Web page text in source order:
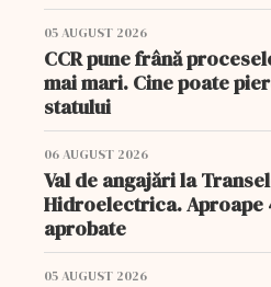
05 AUGUST 2026
CCR pune frână
mai mari. Cine poate
statului
06 AUGUST 2026
Val de angajări la
Hidroelectrica. Aproape
aprobate
05 AUGUST 2026